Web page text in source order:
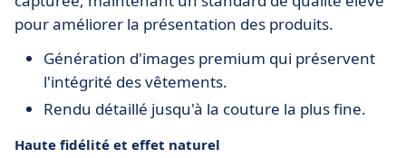
pour améliorer la présentation des produits.
Génération d'images premium qui préservent
l'intégrité des vêtements.
Rendu détaillé jusqu'à la couture la plus fine.
Haute fidélité et effet naturel